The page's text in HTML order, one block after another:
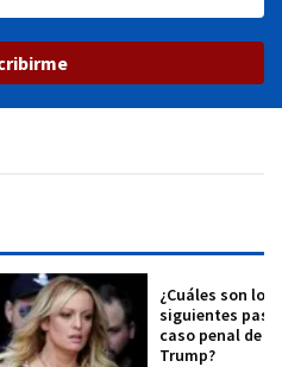
¿Cuáles son los
siguientes
caso penal de
Trump?